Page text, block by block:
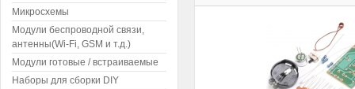
Микросхемы
Модули беспроводной связи,
антенны(Wi-Fi, GSM и т.д.)
Модули готовые / встраиваемые
Наборы для сборки DIY